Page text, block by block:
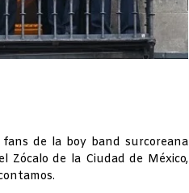
de la boy band surcoreana
Zócalo de la Ciudad de México,